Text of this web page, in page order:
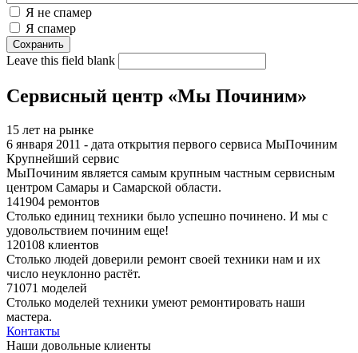
Я не спамер
Я спамер
Leave this field blank
Сервисный центр «Мы Починим»
15 лет на рынке
6 января 2011 - дата открытия первого сервиса МыПочиним
Крупнейший сервис
МыПочиним является самым крупным частным сервисным
центром Самары и Самарской области.
141904 ремонтов
Столько единиц техники было успешно починено. И мы с
удовольствием починим еще!
120108 клиентов
Столько людей доверили ремонт своей техники нам и их
число неуклонно растёт.
71071 моделей
Столько моделей техники умеют ремонтировать наши
мастера.
Контакты
Наши довольные клиенты